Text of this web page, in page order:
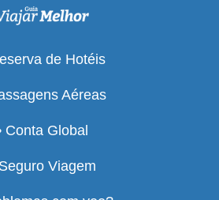
de Hotéis
Aéreas
Conta Global
Viagem